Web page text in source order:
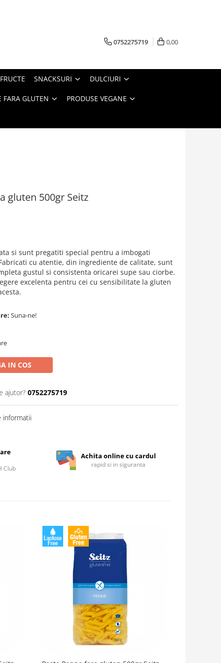
0752275719 0,00
SNACKSURI DULCIURI
FARA GLUTEN PRODUSE VEGANE
gluten 500gr Seitz
si sunt pregatiti special pentru a imbogati
cu atentie, din ingrediente de calitate, sunt
gustul si consistenta oricarei supe sau ciorbe.
excelenta pentru cei cu sensibilitate la gluten
Suna-ne!
IN COS
ajutor? 0752275719
informatii
Club
Achita online cu cardul
rapid si in siguranta